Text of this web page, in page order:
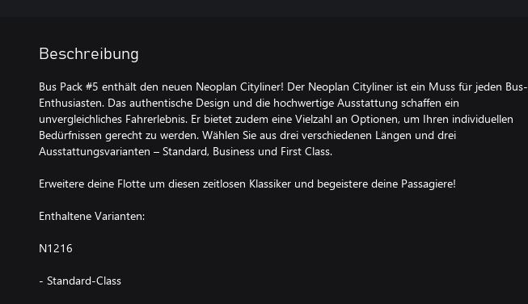
Beschreibung
Bus Pack #5 enthält den neuen Neoplan Cityliner! Der Neoplan Cityliner ist ein Muss für jeden Bus-
Enthusiasten. Das authentische Design und die hochwertige Ausstattung schaffen ein
unvergleichliches Fahrerlebnis. Er bietet zudem eine Vielzahl an Optionen, um Ihren individuellen
Bedürfnissen gerecht zu werden. Wählen Sie aus drei verschiedenen Längen und drei
Ausstattungsvarianten – Standard, Business und First Class.
Erweitere deine Flotte um diesen zeitlosen Klassiker und begeistere deine Passagiere!
Enthaltene Varianten:
N1216
- Standard-Class